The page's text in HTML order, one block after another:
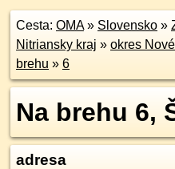
Cesta: OMA» Slovensko »
Nitriansky kraj » okres
brehu » 6
Na brehu 6,
adresa